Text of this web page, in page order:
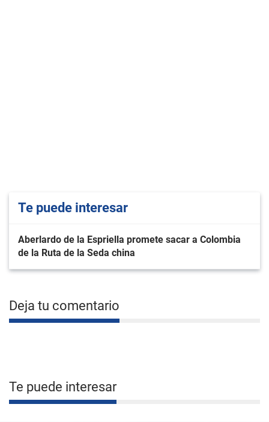
Te puede interesar
Aberlardo de la Espriella promete sacar a Colombia
de la Ruta de la Seda china
Deja tu comentario
Te puede interesar